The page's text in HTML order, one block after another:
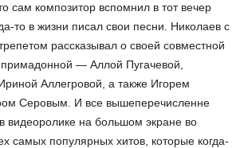
сам композитор вспомнил в тот вечер
то в жизни писал свои песни. Николаев с
рассказывал о своей совместной
примадонной — Аллой Пугачевой,
Аллегровой, а также Игорем
Серовым. И все вышеперечисленне
видеоролике на большом экране во
самых популярных хитов, которые когда-